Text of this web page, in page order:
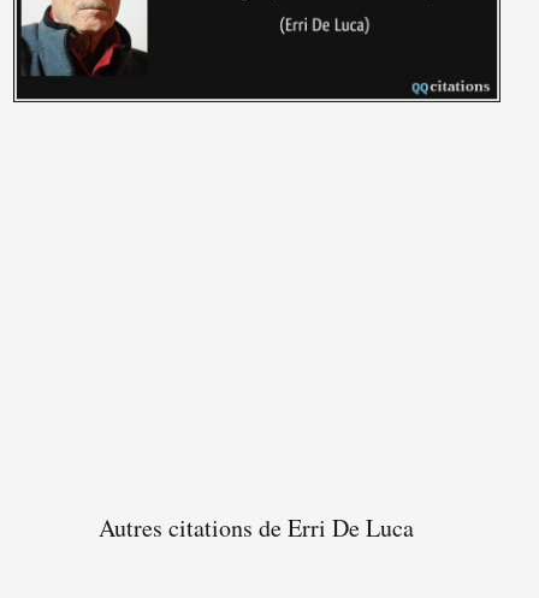
Autres citations de Erri De Luca